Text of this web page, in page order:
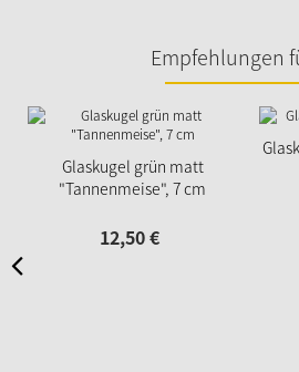
Empfehlungen
Glaskugel grün matt
"Tannenmeise", 7 cm
12,50€